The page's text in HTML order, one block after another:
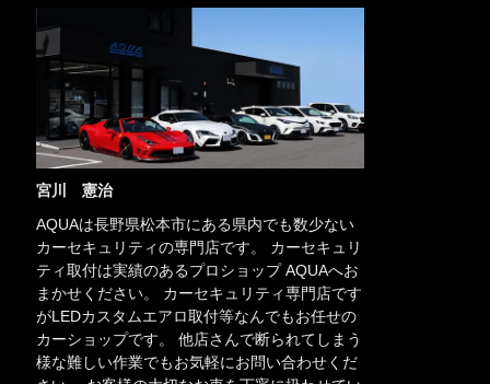
宮川 憲治
AQUAは長野県松本市にある県内でも数少ない
カーセキュリティの専門店です。 カーセキュリ
ティ取付は実績のあるプロショップ AQUAへお
まかせください。 カーセキュリティ専門店です
がLEDカスタムエアロ取付等なんでもお任せの
カーショップです。 他店さんで断られてしまう
様な難しい作業でもお気軽にお問い合わせくだ